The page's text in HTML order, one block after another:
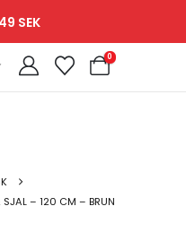
SEK
0
– 120 CM – BRUN